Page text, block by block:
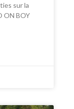
sur la
ON BOY